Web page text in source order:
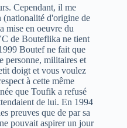
Cependant, il me
(nationalité d'origine de
mise en oeuvre du
de Bouteflika ne tient
Boutef ne fait que
personne, militaires et
doigt et vous voulez
à cette même
que Toufik a refusé
de lui. En 1994
preuves que de par sa
pouvait aspirer un jour